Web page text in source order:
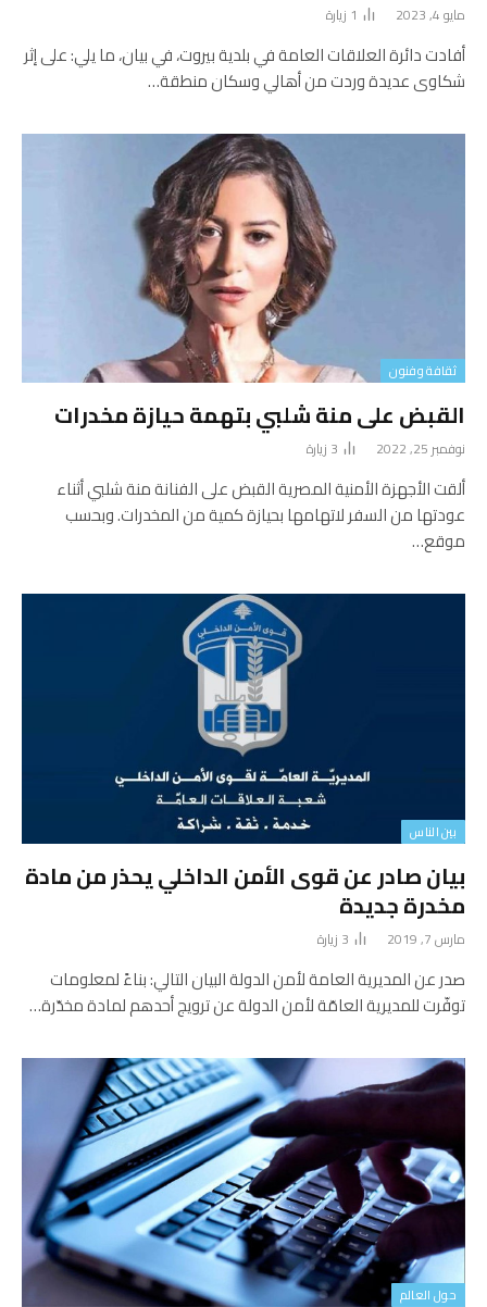
مايو 4, 2023 1 زيارة
أفادت دائرة العلاقات العامة في بلدية بيروت، في بيان، ما يلي: على إثر
شكاوى عديدة وردت من أهالي وسكان منطقة…
ثقافة وفنون
القبض على منة شلبي بتهمة حيازة مخدرات
نوفمبر 25, 2022 3 زيارة
ألقت الأجهزة الأمنية المصرية القبض على الفنانة منة شلبي أثناء
عودتها من السفر لاتهامها بحيازة كمية من المخدرات. وبحسب
موقع…
بين الناس
بيان صادر عن قوى الأمن الداخلي يحذر من مادة
مخدرة جديدة
مارس 7, 2019 3 زيارة
صدر عن المديرية العامة لأمن الدولة البيان التالي: بناءً لمعلومات
توفّرت للمديرية العامّة لأمن الدولة عن ترويج أحدهم لمادة مخدّرة…
حول العالم